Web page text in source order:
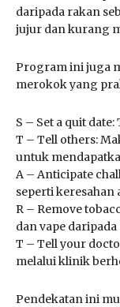
daripada rakan
jujur dan kurang
Program ini juga
merokok yang
S – Set a quit
T – Tell others:
untuk
A – Anticipate
seperti
R – Remove
dan vape
T – Tell your
melalui klinik
Pendekatan ini